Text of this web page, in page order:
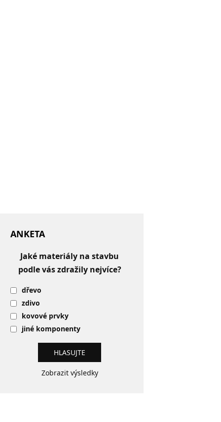
ANKETA
Jaké materiály na stavbu
podle vás zdražily nejvíce?
dřevo
zdivo
kovové prvky
jiné komponenty
Zobrazit výsledky